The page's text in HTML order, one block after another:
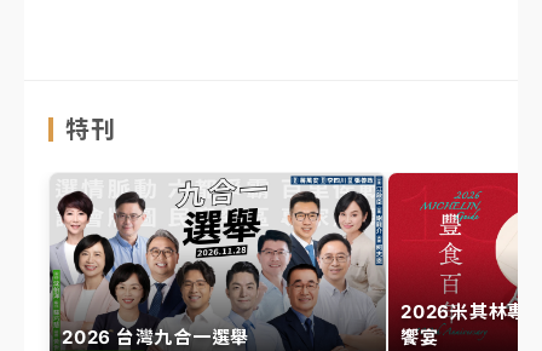
特刊
2026 台灣九合一選舉
2026米其林專
饗宴